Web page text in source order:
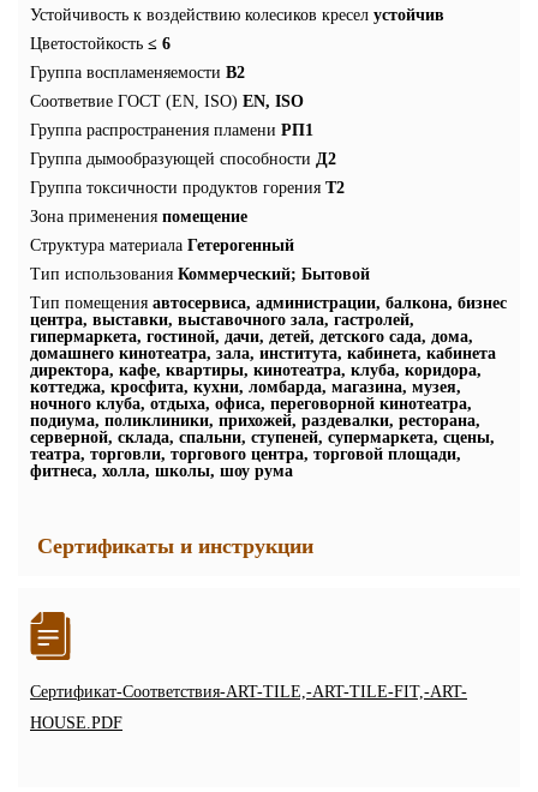
Устойчивость к воздействию колесиков кресел устойчив
Цветостойкость ≤ 6
Группа воспламеняемости В2
Соответвие ГОСТ (EN, ISO) EN, ISO
Группа распространения пламени РП1
Группа дымообразующей способности Д2
Группа токсичности продуктов горения Т2
Зона применения помещение
Структура материала Гетерогенный
Тип использования Коммерческий; Бытовой
Тип помещения автосервиса, администрации, балкона, бизнес
центра, выставки, выставочного зала, гастролей,
гипермаркета, гостиной, дачи, детей, детского сада, дома,
домашнего кинотеатра, зала, института, кабинета, кабинета
директора, кафе, квартиры, кинотеатра, клуба, коридора,
коттеджа, кросфита, кухни, ломбарда, магазина, музея,
ночного клуба, отдыха, офиса, переговорной кинотеатра,
подиума, поликлиники, прихожей, раздевалки, ресторана,
серверной, склада, спальни, ступеней, супермаркета, сцены,
театра, торговли, торгового центра, торговой площади,
фитнеса, холла, школы, шоу рума
Сертификаты и инструкции
Сертификат-Соответствия-ART-TILE,-ART-TILE-FIT,-ART-
HOUSE.PDF